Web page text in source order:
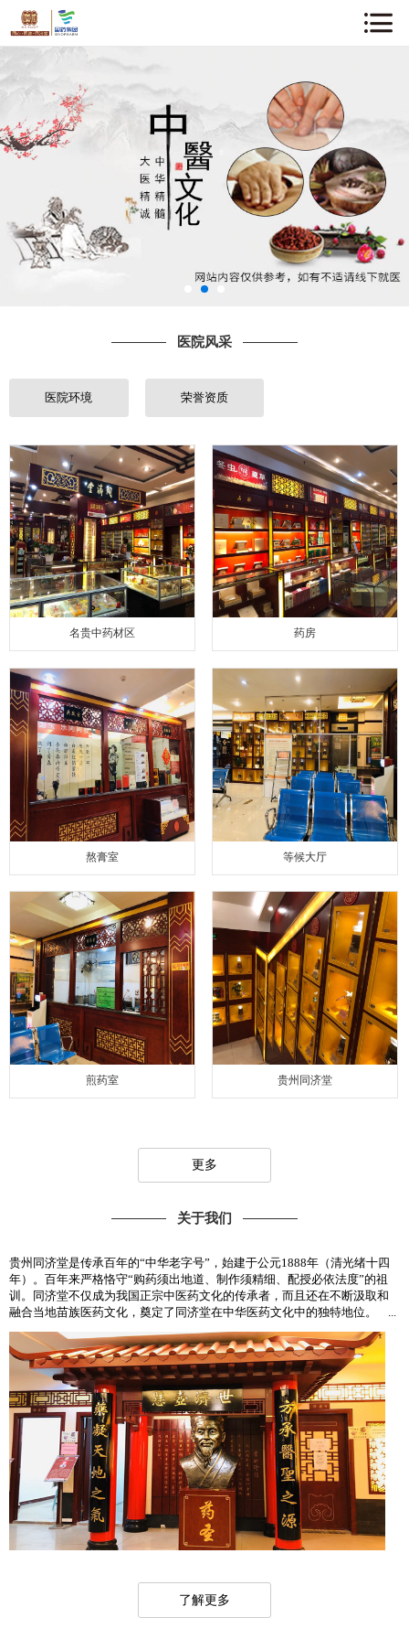
医院风采
医院环境 荣誉资质
名贵中药材区 药房
熬膏室 等候大厅
煎药室 贵州同济堂
更多
关于我们
贵州同济堂是传承百年的“中华老字号”，始建于公元1888年（清光绪十四
年）。百年来严格恪守“购药须出地道、制作须精细、配授必依法度”的祖
训。同济堂不仅成为我国正宗中医药文化的传承者，而且还在不断汲取和
融合当地苗族医药文化，奠定了同济堂在中华医药文化中的独特地位。 ...
了解更多
关于我们
中医知识
医院风采
就诊指南